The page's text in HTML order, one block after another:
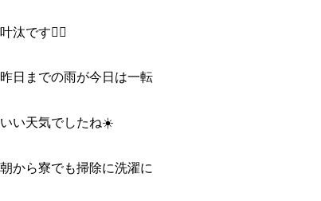
叶汰です✋🏻
昨日までの雨が今日は一転
いい天気でしたね☀️
朝から寮でも掃除に洗濯に